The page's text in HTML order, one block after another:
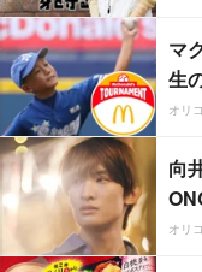
マ
生
オリ
向
オリ